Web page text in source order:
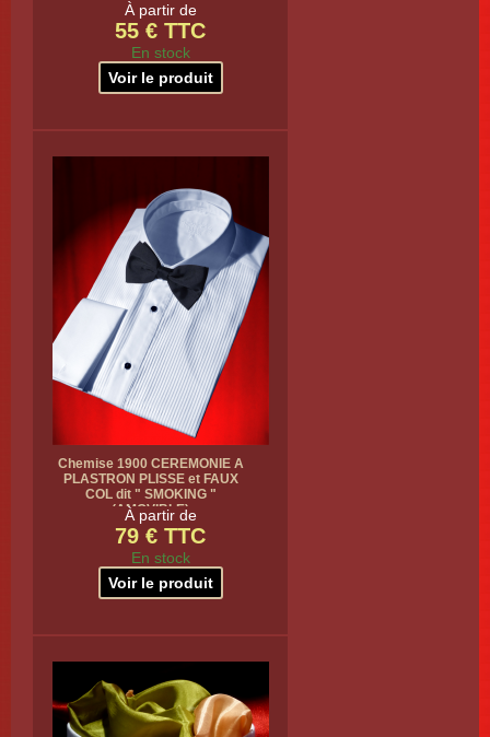
À partir de
55 € TTC
En stock
Voir le produit
Chemise 1900 CEREMONIE A
PLASTRON PLISSE et FAUX
COL dit " SMOKING "
(AMOVIBLE)
À partir de
79 € TTC
En stock
Voir le produit